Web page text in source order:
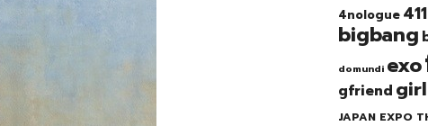
4nologue 411
bigbang
domundi exo
gfriend
JAPAN EXPO